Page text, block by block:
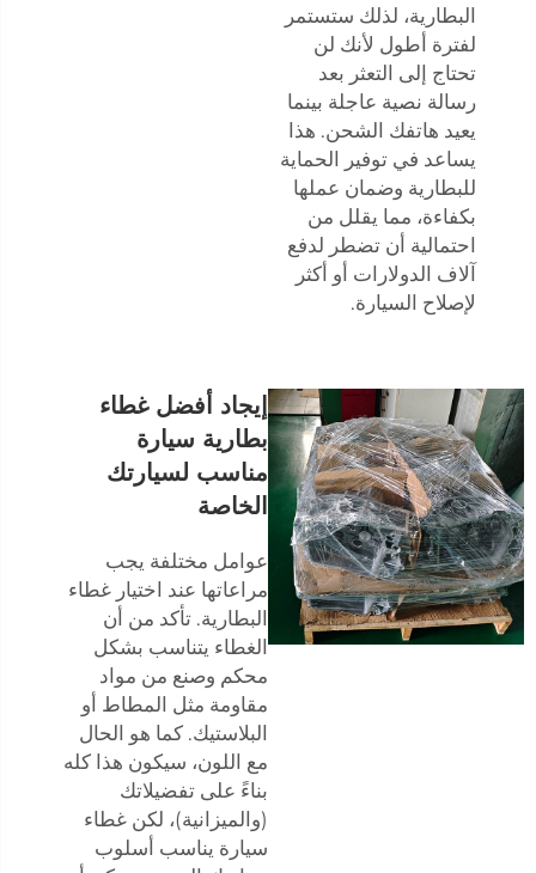
البطارية، لذلك ستستمر
لفترة أطول لأنك لن
تحتاج إلى التعثر بعد
رسالة نصية عاجلة بينما
يعيد هاتفك الشحن. هذا
يساعد في توفير الحماية
للبطارية وضمان عملها
بكفاءة، مما يقلل من
احتمالية أن تضطر لدفع
آلاف الدولارات أو أكثر
لإصلاح السيارة.
إيجاد أفضل غطاء
بطارية سيارة
مناسب لسيارتك
الخاصة
عوامل مختلفة يجب
مراعاتها عند اختيار غطاء
البطارية. تأكد من أن
الغطاء يتناسب بشكل
محكم وصنع من مواد
مقاومة مثل المطاط أو
البلاستيك. كما هو الحال
مع اللون، سيكون هذا كله
بناءً على تفضيلاتك
(والميزانية)، لكن غطاء
سيارة يناسب أسلوب